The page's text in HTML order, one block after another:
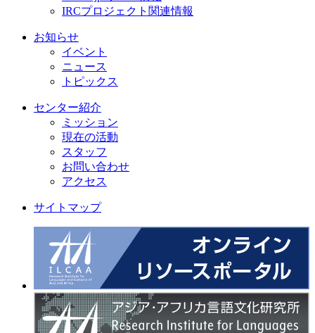
IRCプロジェクト関連情報
お知らせ
イベント
ニュース
トピックス
センター紹介
ミッション
現在の活動
スタッフ
お問い合わせ
アクセス
サイトマップ